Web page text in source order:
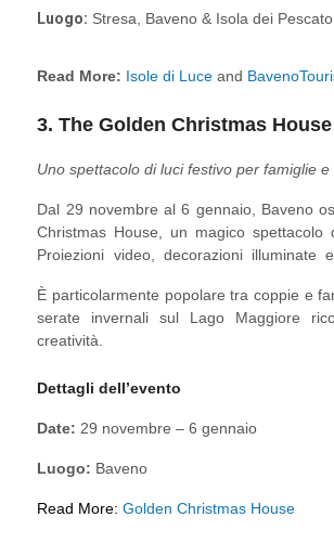
Luogo: Stresa, Baveno & Isola dei
Read More: Isole di Luceand
3. The Golden Christmas
Uno spettacolo di luci festivo per famiglie e
Dal 29 novembre al 6 gennaio, Baveno
Christmas House, un magico spettacolo
Proiezioni video, decorazioni illuminate
È particolarmente popolare tra coppie e
serate invernali sul Lago Maggiore
creatività.
Dettagli dell’evento
Date: 29 novembre – 6 gennaio
Luogo: Baveno
Read More: Golden Christmas House